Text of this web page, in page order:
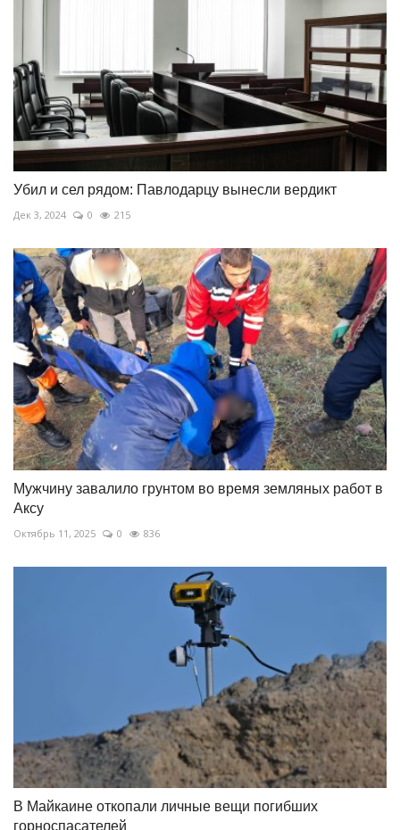
Убил и сел рядом: Павлодарцу вынесли вердикт
Дек 3, 2024 0 215
Мужчину завалило грунтом во время земляных работ в
Аксу
Октябрь 11, 2025 0 836
В Майкаине откопали личные вещи погибших
горноспасателей